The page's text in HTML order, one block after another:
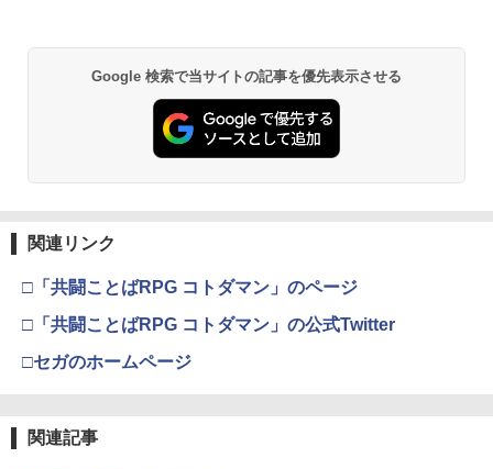
スプラトゥーン レイダース -Switch2
4
ニンテンドープリペイド番号 9000円|オ
Beast of Reincarnation -PS5 【特典】
プロダクトコード 封入
￥7,286
￥11,849
4
【純正品】DualSense ワイヤレスコン
【純正品】Xbox ワイヤレス コントロー
ラー (ロボット ホワイト)
￥7,681
【純正品】Xbox ワイヤレス コントロー
4
【純正品】Xbox 充電式バッテリー + US
劇場版「鬼滅の刃」無限城編 第一章 猗
窩座再来 通常版 [DVD]
￥3,523
(オリジナル特典:オリジナル巾着＋メー
カー特典:【坤と離】二振りの剣、十翼よ
り来たる！スタジオ描き下ろしイラスト
ボード付) [Blu-ray]
￥10,780
Google 検索で当サイトの記事を優先表示させる
関連リンク
□「共闘ことばRPG コトダマン」のページ
□「共闘ことばRPG コトダマン」の公式Twitter
□セガのホームページ
関連記事